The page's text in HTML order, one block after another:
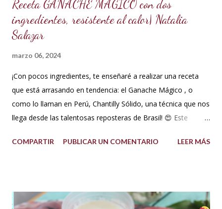
Receta GANACHE MÁGICO con dos
ingredientes, resistente al calor| Natalia
Salazar
marzo 06, 2024
¡Con pocos ingredientes, te enseñaré a realizar una receta
que está arrasando en tendencia: el Ganache Mágico , o
como lo llaman en Perú, Chantilly Sólido, una técnica que nos
llega desde las talentosas reposteras de Brasil! 😍 Este
propiedad de solidificarse al enfriarse, evitando así que se
auténtica maravilla. Se lo puede preparar de diferentes
COMPARTIR PUBLICAR UN COMENTARIO LEER MÁS